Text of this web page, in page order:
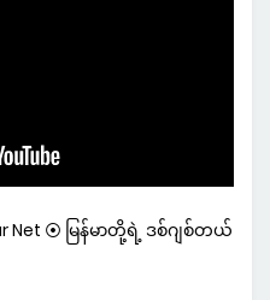
Net ⦿ မြန်မာတို့ရဲ့ ဒစ်ဂျစ်တယ်